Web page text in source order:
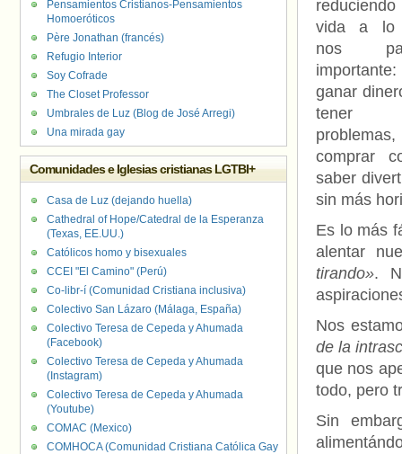
vida a lo
nos
importante:
ganar
tener
problemas,
comprar
saber
sin más
Es lo más
alentar
tirando».
Nos
de la
que nos
todo, pero
Sin
Pensamientos Cristianos-Pensamientos
Homoeróticos
Père Jonathan (francés)
Refugio Interior
Soy Cofrade
The Closet Professor
Umbrales de Luz (Blog de José Arregi)
Una mirada gay
Comunidades e Iglesias cristianas LGTBI+
Casa de Luz (dejando huella)
Cathedral of Hope/Catedral de la Esperanza
(Texas, EE.UU.)
Católicos homo y bisexuales
CCEI "El Camino" (Perú)
Co-libr-í (Comunidad Cristiana inclusiva)
Colectivo San Lázaro (Málaga, España)
Colectivo Teresa de Cepeda y Ahumada
(Facebook)
Colectivo Teresa de Cepeda y Ahumada
(Instagram)
Colectivo Teresa de Cepeda y Ahumada
(Youtube)
COMAC (Mexico)
COMHOCA (Comunidad Cristiana Católica Gay